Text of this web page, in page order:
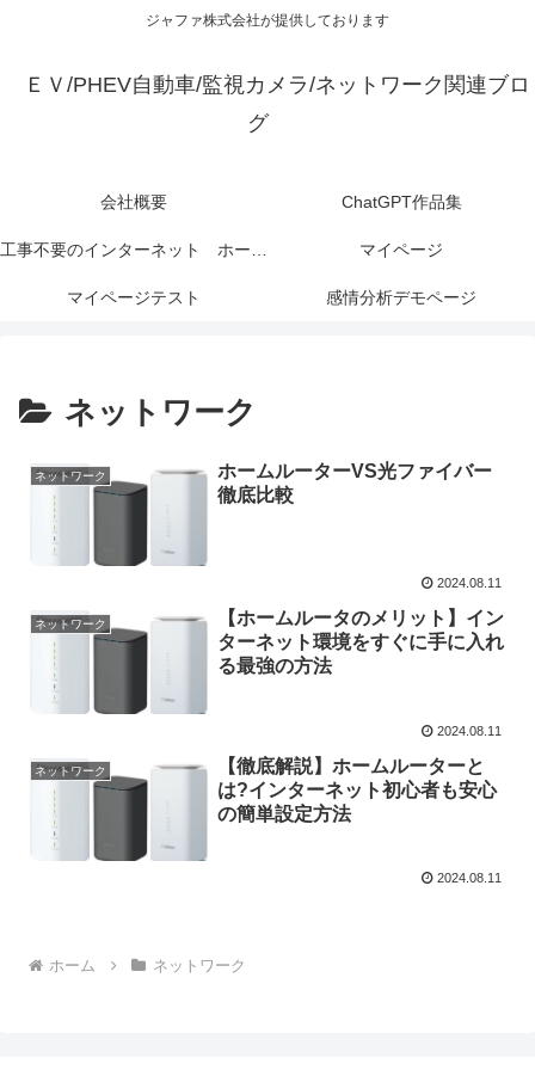
ジャファ株式会社が提供しております
ＥＶ/PHEV自動車/監視カメラ/ネットワーク関連ブロ
グ
会社概要 ChatGPT作品集
工事不要のインターネット ホームルータとは？【広告】 マイページ
マイページテスト 感情分析デモページ
ネットワーク
ネットワーク
ホームルーターVS光ファイバー
徹底比較
2024.08.11
ネットワーク
【ホームルータのメリット】イン
ターネット環境をすぐに手に入れ
る最強の方法
2024.08.11
ネットワーク
【徹底解説】ホームルーターと
は?インターネット初心者も安心
の簡単設定方法
2024.08.11
ホーム ネットワーク